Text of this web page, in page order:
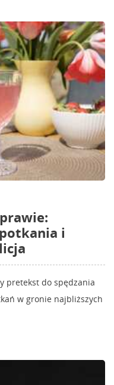
i
pretekst do spędzania
w gronie najbliższych